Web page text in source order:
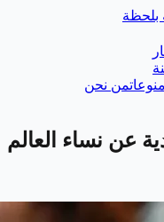
بلحظة
منوعاتمن نحن